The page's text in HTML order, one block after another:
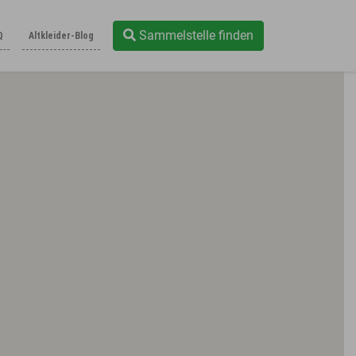
Altkleider-Blog Sammelstelle finden